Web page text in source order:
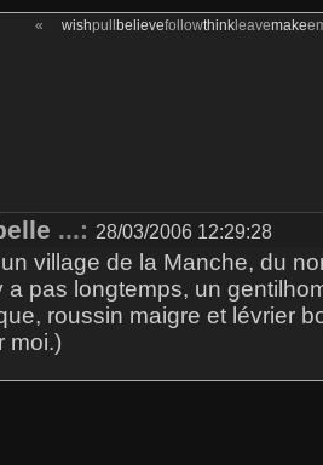
« wishpull believefollowthinkleavemake
...: 28/03/2006 12:29:28
village de la Manche, du
a pas longtemps, un
roussin maigre et lévrier
moi.)